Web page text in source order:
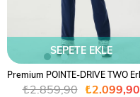
SEPETE EKLE
₺2.099,90
₺2.859,90